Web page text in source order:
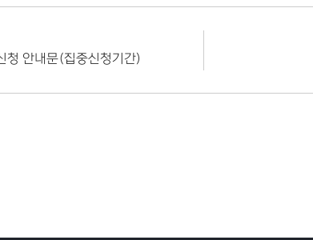
안내문(집중신청기간)